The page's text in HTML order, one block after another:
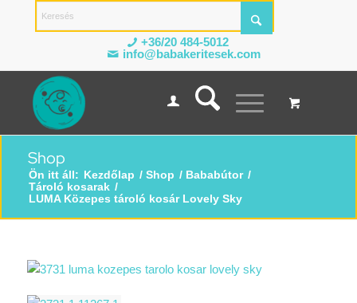
+36/20 484-5012
info@babakeritesek.com
Shop
Ön itt áll: Kezdőlap / Shop / Bababútor /
Tároló kosarak /
LUMA Közepes tároló kosár Lovely Sky